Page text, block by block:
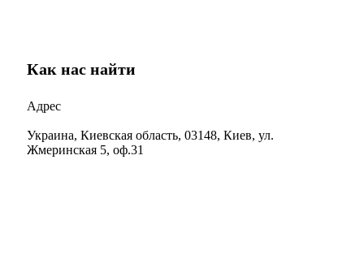
Как нас найти
Адрес
Украина, Киевская область, 03148, Киев, ул.
Жмеринская 5, оф.31